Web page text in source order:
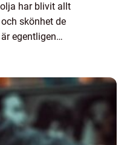
har blivit allt
skönhet de
egentligen